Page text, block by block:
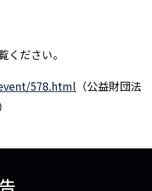
ください。
578.html （公益財団法